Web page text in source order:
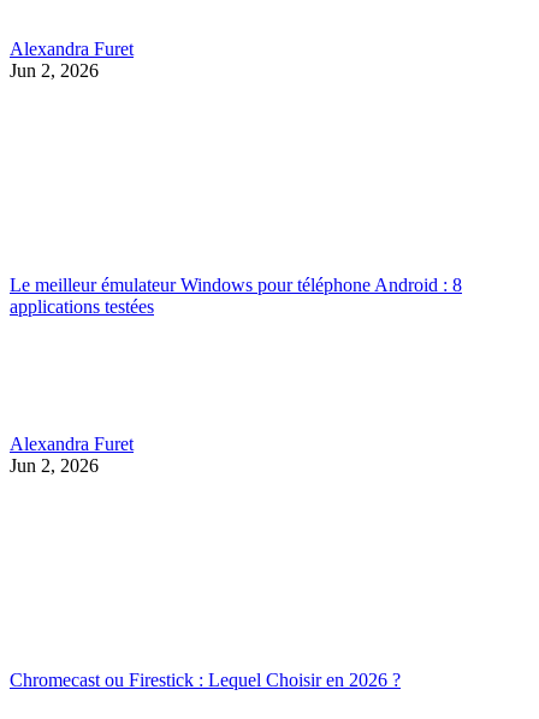
Alexandra Furet
Jun 2, 2026
Le meilleur émulateur Windows pour téléphone Android : 8
applications testées
Alexandra Furet
Jun 2, 2026
Chromecast ou Firestick : Lequel Choisir en 2026 ?